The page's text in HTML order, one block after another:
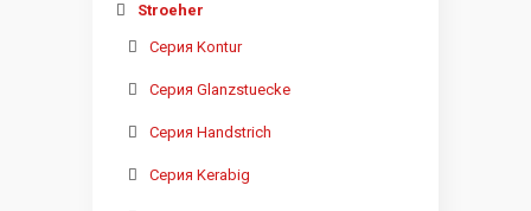
Stroeher
Серия Kontur
Серия Glanzstuecke
Серия Handstrich
Серия Kerabig